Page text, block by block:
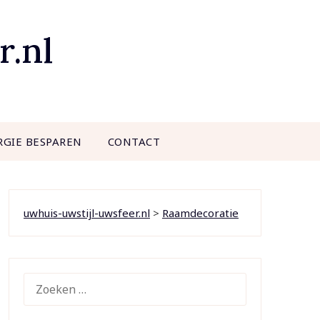
BESPAREN CONTACT
uwhuis-uwstijl-uwsfeer.nl> Raamdecoratie
NAAR: